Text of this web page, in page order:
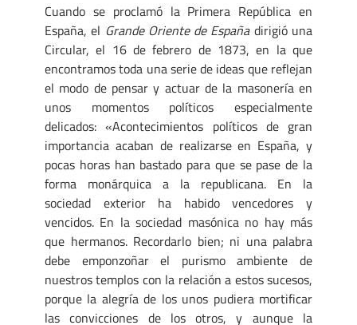
Cuando se proclamó la Primera República en
España, el Grande Oriente de España dirigió una
Circular, el 16 de febrero de 1873, en la que
encontramos toda una serie de ideas que reflejan
el modo de pensar y actuar de la masonería en
unos momentos políticos especialmente
delicados: «Acontecimientos políticos de gran
importancia acaban de realizarse en España, y
pocas horas han bastado para que se pase de la
forma monárquica a la republicana. En la
sociedad exterior ha habido vencedores y
vencidos. En la sociedad masónica no hay más
que hermanos. Recordarlo bien; ni una palabra
debe emponzoñar el purismo ambiente de
nuestros templos con la relación a estos sucesos,
porque la alegría de los unos pudiera mortificar
las convicciones de los otros, y aunque la